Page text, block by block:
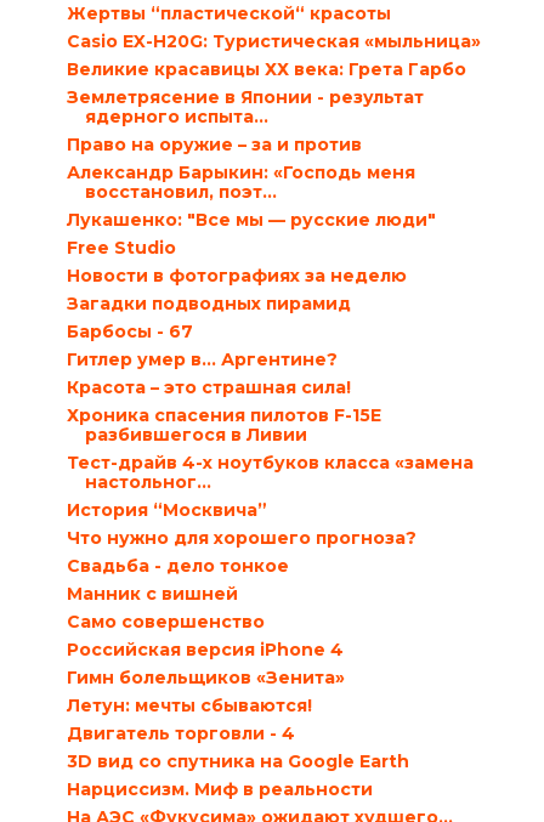
Жертвы “пластической“ красоты
Casio EX-H20G: Туристическая «мыльница»
Великие красавицы ХХ века: Грета Гарбо
Землетрясение в Японии - результат
ядерного испыта...
Право на оружие – за и против
Александр Барыкин: «Господь меня
восстановил, поэт...
Лукашенко: "Все мы — русские люди"
Free Studio
Новости в фотографиях за неделю
Загадки подводных пирамид
Барбосы - 67
Гитлер умер в… Аргентине?
Красота – это страшная сила!
Хроника спасения пилотов F-15E
разбившегося в Ливии
Тест-драйв 4-х ноутбуков класса «замена
настольног...
История “Москвича”
Что нужно для хорошего прогноза?
Свадьба - дело тонкое
Манник с вишней
Само совершенство
Российская версия iPhone 4
Гимн болельщиков «Зенита»
Летун: мечты сбываются!
Двигатель торговли - 4
3D вид со спутника на Google Earth
Нарциссизм. Миф в реальности
На АЭС «Фукусима» ожидают худшего…